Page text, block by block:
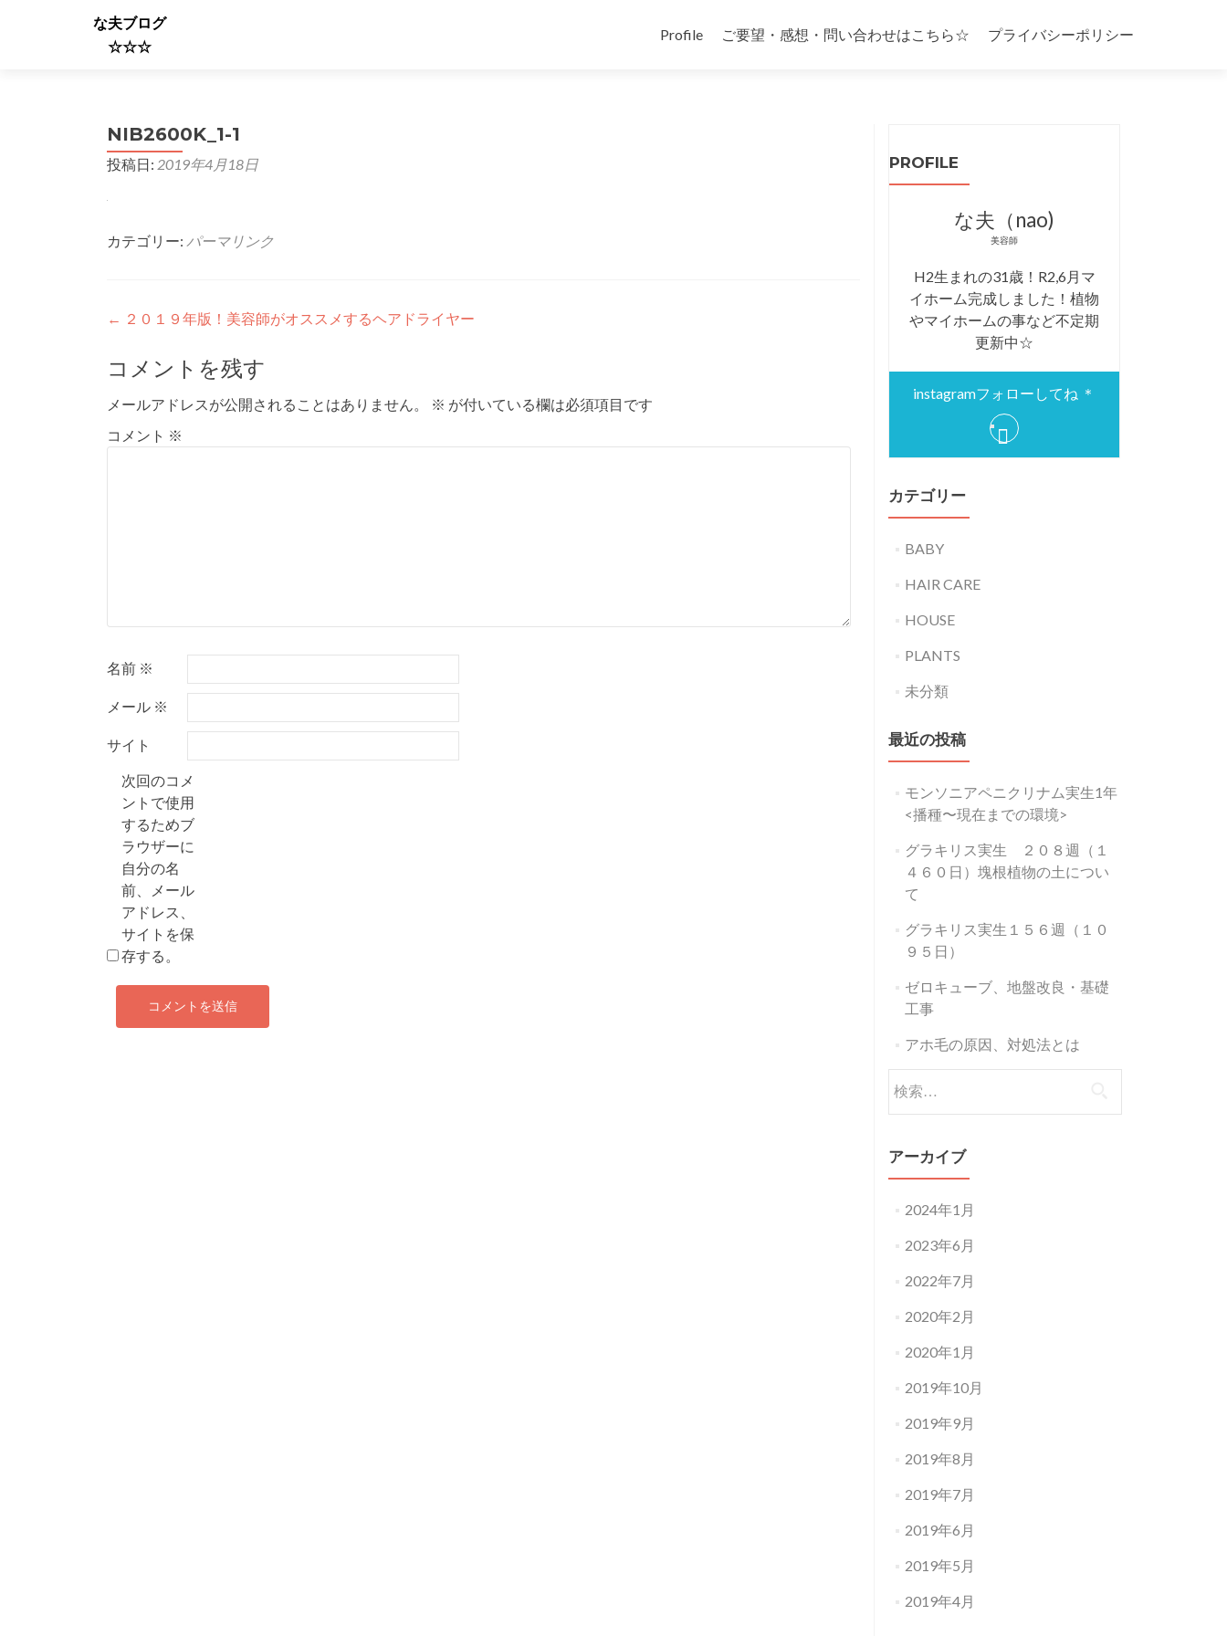
な夫ブログ
☆☆☆
ン
Profile ご要望・感想・問い合わせはこちら☆ プライバシーポリシー
NIB2600K_1-1
投稿日: 2019年4月18日
カテゴリー: パーマリンク
投
ナ
ビ
ゲ
← ２０１９年版！美容師がオススメするヘアドライヤー
コメントを残す
メールアドレスが公開されることはありません。 ※ が付いている欄は必須項目です
コメント ※
名前 ※
メール ※
サイト
次回のコメ
ントで使用
するためブ
ラウザーに
自分の名
前、メール
アドレス、
サイトを保
存する。
PROFILE
な夫（nao)
美容師
H2生まれの31歳！R2,6月マ
イホーム完成しました！植物
やマイホームの事など不定期
更新中☆
instagramフォローしてね ＊
カテゴリー
BABY
HAIR CARE
HOUSE
PLANTS
未分類
最近の投稿
モンソニアペニクリナム実生1年
<播種〜現在までの環境>
グラキリス実生 ２０８週（１
４６０日）塊根植物の土につい
て
グラキリス実生１５６週（１０
９５日）
ゼロキューブ、地盤改良・基礎
工事
アホ毛の原因、対処法とは
索:
アーカイブ
2024年1月
2023年6月
2022年7月
2020年2月
2020年1月
2019年10月
2019年9月
2019年8月
2019年7月
2019年6月
2019年5月
2019年4月